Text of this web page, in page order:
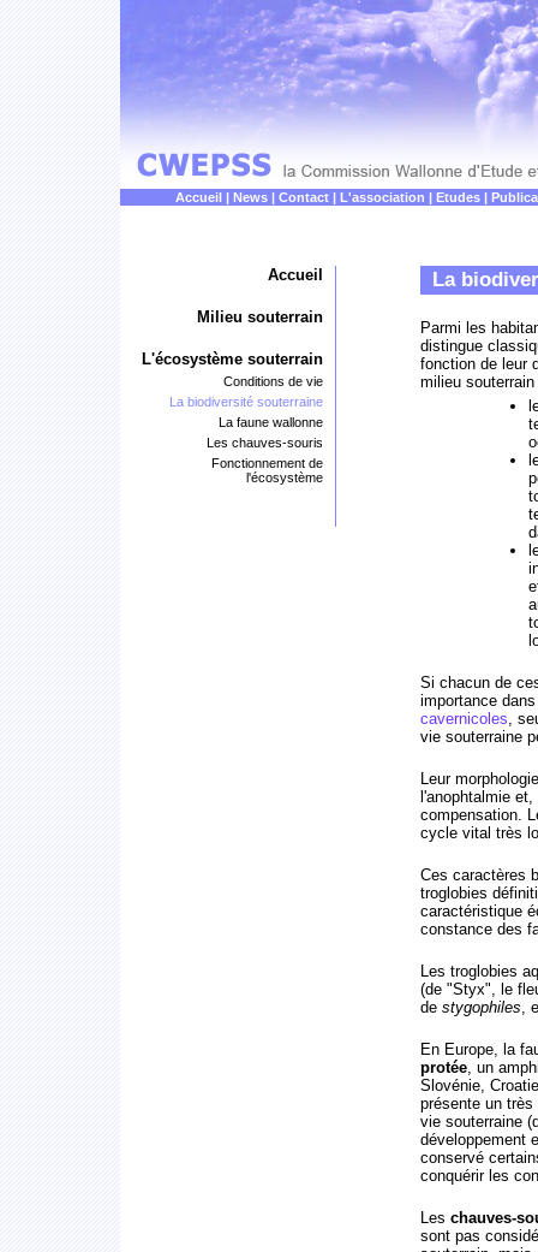
Accueil | News | Contact | L'association | Etudes |
La
Parmi les
distingue
fonction de leur
milieu souterrain
Si chacun de
importance
cavernicoles,
vie souterraine
Leur
l'anophtalmie
compensation.
cycle vital très
Ces caractères
troglobies
caractéristique
constance des
Les troglobies
(de "Styx", le
de stygophiles,
En Europe, la
protée, un
Slovénie,
présente un
vie souterraine
développement
conservé
conquérir les
Les chauves-
sont pas
Accueil
Milieu souterrain
L'écosystème souterrain
Conditions de vie
La biodiversité souterraine
La faune wallonne
Les chauves-souris
Fonctionnement de
l'écosystème